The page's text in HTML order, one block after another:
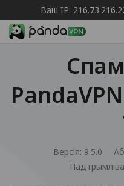
Ваш IP:
Версія: 9.5.0